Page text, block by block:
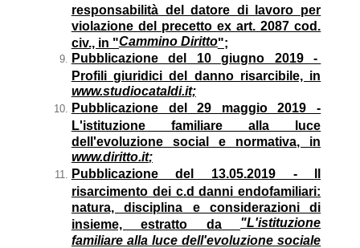
responsabilità del datore di lavoro per
violazione del precetto ex art. 2087 cod.
civ., in "Cammino Diritto";
Pubblicazione del 10 giugno 2019 -
Profili giuridici del danno risarcibile, in
www.studiocataldi.it;
Pubblicazione del 29 maggio 2019 -
L'istituzione familiare alla luce
dell'evoluzione social e normativa, in
www.diritto.it;
Pubblicazione del 13.05.2019 -
risarcimento dei c.d danni endofamiliari:
natura, disciplina e considerazioni di
insieme, estratto da "L'istituzione
familiare alla luce dell'evoluzione sociale